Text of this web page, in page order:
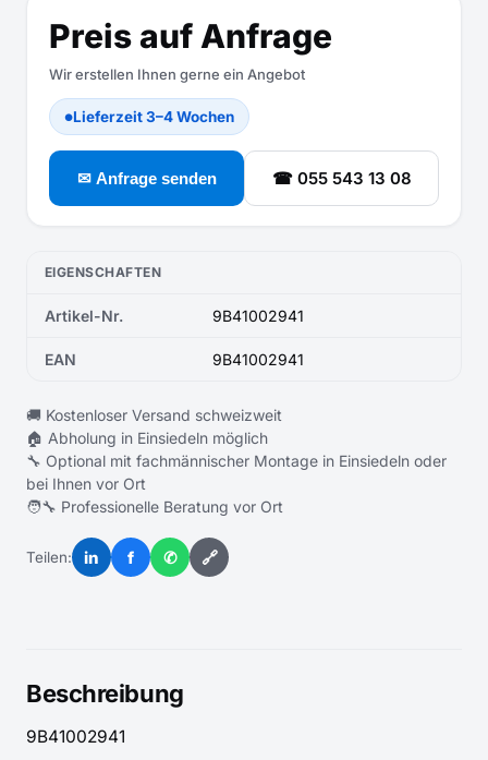
Preis auf Anfrage
Wir erstellen Ihnen gerne ein Angebot
●Lieferzeit 3–4 Wochen
✉ Anfrage senden ☎ 055 543 13 08
EIGENSCHAFTEN
Artikel-Nr. 9B41002941
EAN 9B41002941
🚚 Kostenloser Versand schweizweit
🏠 Abholung in Einsiedeln möglich
🔧 Optional mit fachmännischer Montage in Einsiedeln oder
bei Ihnen vor Ort
🧑‍🔧 Professionelle Beratung vor Ort
Teilen: in f ✆ 🔗
Beschreibung
9B41002941